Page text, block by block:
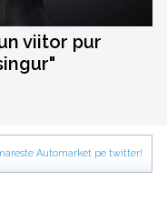
viitor pur
Automarket pe twitter!